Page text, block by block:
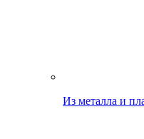
Из металла и